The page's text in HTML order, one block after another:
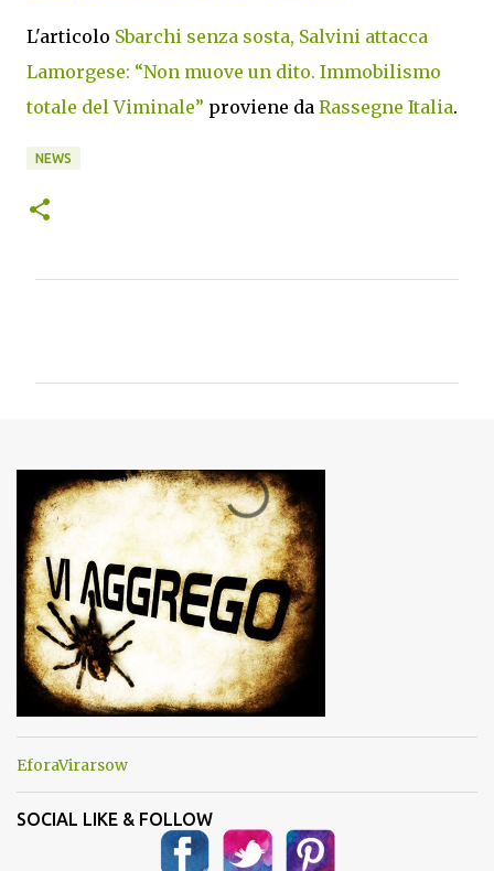
L'articolo Sbarchi senza sosta, Salvini attacca
Lamorgese: “Non muove un dito. Immobilismo
totale del Viminale” proviene da Rassegne Italia.
NEWS
n
t
i
EforaVirarsow
SOCIAL LIKE & FOLLOW